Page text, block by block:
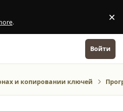
. ×
Войти
и копировании ключей